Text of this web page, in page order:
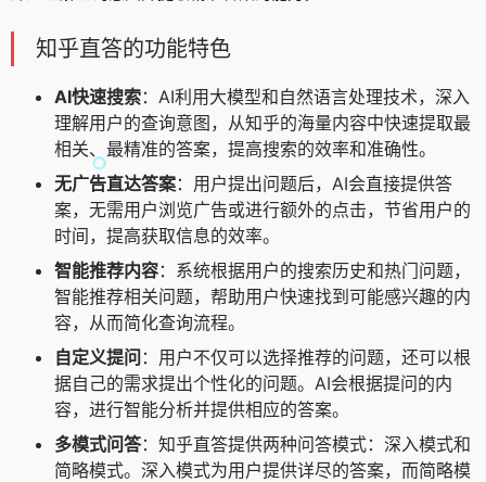
知乎直答的功能特色
AI快速搜索：AI利用大模型和自然语言处理技术，深入
理解用户的查询意图，从知乎的海量内容中快速提取最
相关、最精准的答案，提高搜索的效率和准确性。
无广告直达答案：用户提出问题后，AI会直接提供答
案，无需用户浏览广告或进行额外的点击，节省用户的
时间，提高获取信息的效率。
智能推荐内容：系统根据用户的搜索历史和热门问题，
智能推荐相关问题，帮助用户快速找到可能感兴趣的内
容，从而简化查询流程。
自定义提问 ：用户不仅可以选择推荐的问题，还可以根
据自己的需求提出个性化的问题。AI会根据提问的内
容，进行智能分析并提供相应的答案。
多模式问答：知乎直答提供两种问答模式：深入模式和
简略模式。深入模式为用户提供详尽的答案，而简略模